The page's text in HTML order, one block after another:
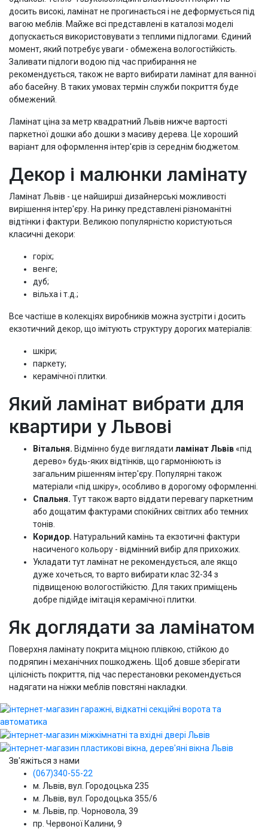
досить високі, ламінат не прогинається і не деформується під
вагою меблів. Майже всі представлені в каталозі моделі
допускається використовувати з теплими підлогами. Єдиний
момент, який потребує уваги - обмежена вологостійкість.
Заливати підлоги водою під час прибирання не
рекомендується, також не варто вибирати ламінат для ванної
або басейну. В таких умовах термін служби покриття буде
обмежений.
Ламінат ціна за метр квадратний Львів нижче вартості
паркетної дошки або дошки з масиву дерева. Це хороший
варіант для оформлення інтер'єрів із середнім бюджетом.
Декор і малюнки ламінату
Ламінат Львів - це найширші дизайнерські можливості
вирішення інтер'єру. На ринку представлені різноманітні
відтінки і фактури. Великою популярністю користуються
класичні декори:
горіх;
венге;
дуб;
вільха і т.д.;
Все частіше в колекціях виробників можна зустріти і досить
екзотичний декор, що імітують структуру дорогих матеріалів:
шкіри;
паркету;
керамічної плитки.
Який ламінат вибрати для
квартири у Львові
Вітальня. Відмінно буде виглядати ламінат Львів«під
дерево» будь-яких відтінків, що гармоніюють із
загальним рішенням інтер'єру. Популярні також
матеріали «під шкіру», особливо в дорогому оформленні.
Спальня. Тут також варто віддати перевагу паркетним
або дощатим фактурами спокійних світлих або темних
тонів.
Коридор. Натуральний камінь та екзотичні фактури
насиченого кольору - відмінний вибір для прихожих.
Укладати тут ламінат не рекомендується, але якщо
дуже хочеться, то варто вибирати клас 32-34 з
підвищеною вологостійкістю. Для таких приміщень
добре підійде імітація керамічної плитки.
Як доглядати за ламінатом
Поверхня ламінату покрита міцною плівкою, стійкою до
подряпин і механічних пошкоджень. Щоб довше зберігати
цілісність покриття, під час перестановки рекомендується
надягати на ніжки меблів повстяні накладки.
Зв'яжіться з нами
(067)340-55-22
м. Львів, вул. Городоцька 235
м. Львів, вул. Городоцька 355/6
м. Львів, пр. Чорновола, 39
пр. Червоної Калини, 9